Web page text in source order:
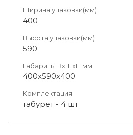
Ширина упаковки(мм)
400
Высота упаковки(мм)
590
Габариты ВхШхГ, мм
400x590x400
Комплектация
табурет - 4 шт